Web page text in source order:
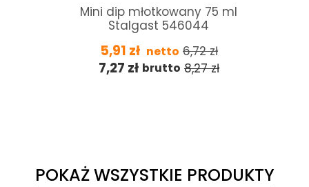
Mini dip młotkowany 75 ml
Stalgast 546044
5,91 zł netto 6,72zł
7,27 zł brutto 8,27zł
POKAŻ WSZYSTKIE PRODUKTY